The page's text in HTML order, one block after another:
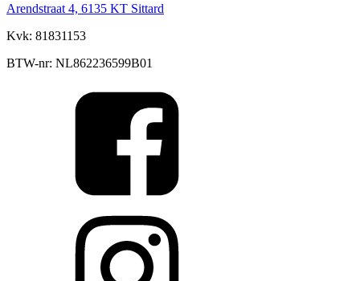
Arendstraat 4, 6135 KT Sittard
Kvk: 81831153
BTW-nr: NL862236599B01